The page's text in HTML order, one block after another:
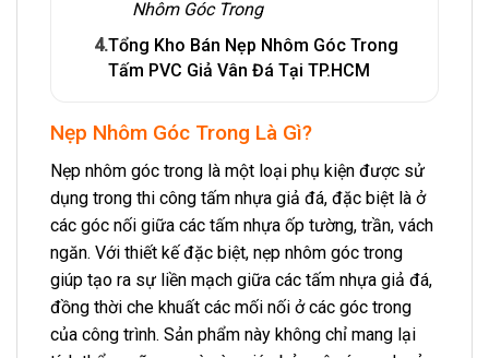
Nhôm Góc Trong
4.Tổng Kho Bán Nẹp Nhôm Góc Trong
Tấm PVC Giả Vân Đá Tại TP.HCM
Nẹp Nhôm Góc Trong Là Gì?
Nẹp nhôm góc trong là một loại phụ kiện được sử
dụng trong thi công tấm nhựa giả đá, đặc biệt là ở
các góc nối giữa các tấm nhựa ốp tường, trần, vách
ngăn. Với thiết kế đặc biệt, nẹp nhôm góc trong
giúp tạo ra sự liền mạch giữa các tấm nhựa giả đá,
đồng thời che khuất các mối nối ở các góc trong
của công trình. Sản phẩm này không chỉ mang lại